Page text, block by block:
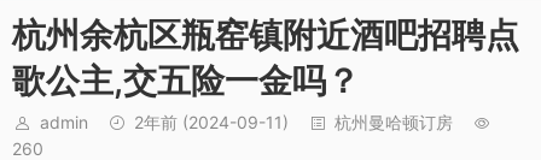
杭州余杭区瓶窑镇附近酒吧招聘点
歌公主,交五险一金吗？
admin 2年前 (2024-09-11)
杭州曼哈顿订房
260